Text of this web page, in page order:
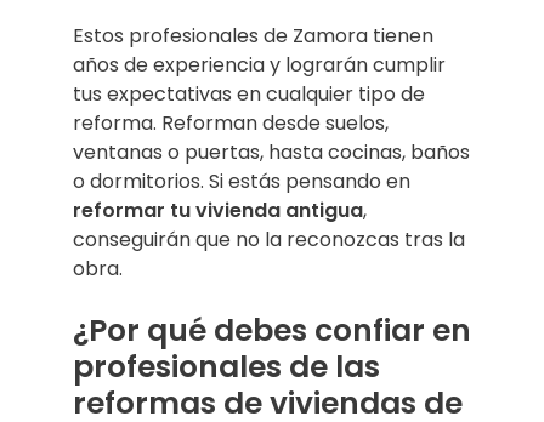
Estos profesionales de Zamora tienen
años de experiencia y lograrán cumplir
tus expectativas en cualquier tipo de
reforma. Reforman desde suelos,
ventanas o puertas, hasta cocinas, baños
o dormitorios. Si estás pensando en
reformar tu vivienda antigua,
conseguirán que no la reconozcas tras la
obra.
¿Por qué debes confiar en
profesionales de las
reformas de viviendas de